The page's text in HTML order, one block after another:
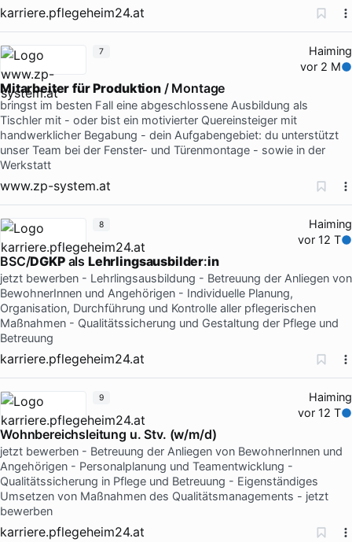
karriere.pflegeheim24.at
Haiming
vor 2 M
Mitarbeiter fürProduktion/ Montage
bringst im besten Fall eine abgeschlossene Ausbildung als
Tischler mit - oder bist ein motivierter Quereinsteiger mit
handwerklicher Begabung - dein Aufgabengebiet: du unterstützt
unser Team bei der Fenster- und Türenmontage - sowie in der
Werkstatt
www.zp-system.at
7
Haiming
vor 12 T
BSC/DGKPals Lehrlingsausbilder:in
jetzt bewerben - Lehrlingsausbildung - Betreuung der Anliegen von
BewohnerInnen und Angehörigen - Individuelle Planung,
Organisation, Durchführung und Kontrolle aller pflegerischen
Maßnahmen - Qualitätssicherung und Gestaltung der Pflege und
Betreuung
karriere.pflegeheim24.at
8
Haiming
vor 12 T
Wohnbereichsleitung u. Stv. (w/m/d)
jetzt bewerben - Betreuung der Anliegen von BewohnerInnen und
Angehörigen - Personalplanung und Teamentwicklung -
Qualitätssicherung in Pflege und Betreuung - Eigenständiges
Umsetzen von Maßnahmen des Qualitätsmanagements - jetzt
bewerben
karriere.pflegeheim24.at
9